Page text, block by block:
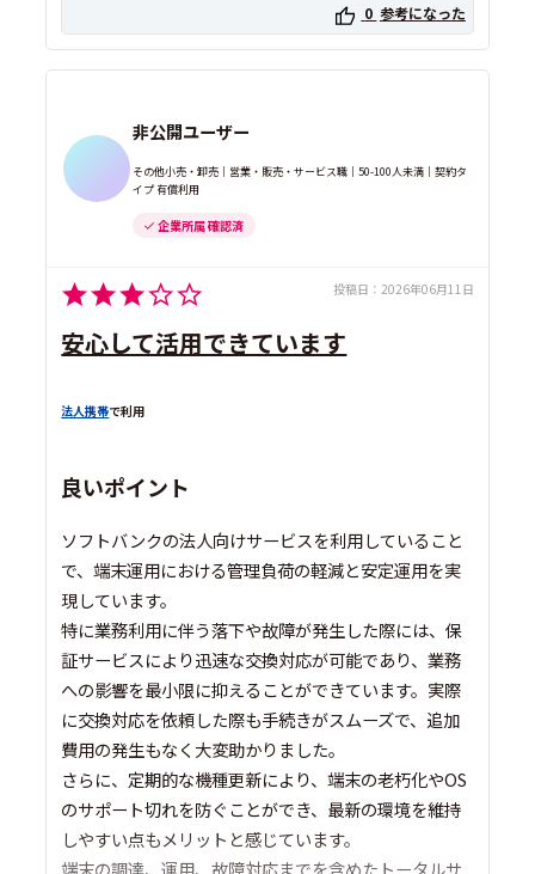
0 参考になった
非公開ユーザー
その他小売・卸売｜営業・販売・サービス職｜50-100人未満｜契約タ
イプ 有償利用
企業所属 確認済
投稿日： 2026年06月11日
安心して活用できています
法人携帯で利用
良いポイント
ソフトバンクの法人向けサービスを利用していること
で、端末運用における管理負荷の軽減と安定運用を実
現しています。
特に業務利用に伴う落下や故障が発生した際には、保
証サービスにより迅速な交換対応が可能であり、業務
への影響を最小限に抑えることができています。実際
に交換対応を依頼した際も手続きがスムーズで、追加
費用の発生もなく大変助かりました。
さらに、定期的な機種更新により、端末の老朽化やOS
のサポート切れを防ぐことができ、最新の環境を維持
しやすい点もメリットと感じています。